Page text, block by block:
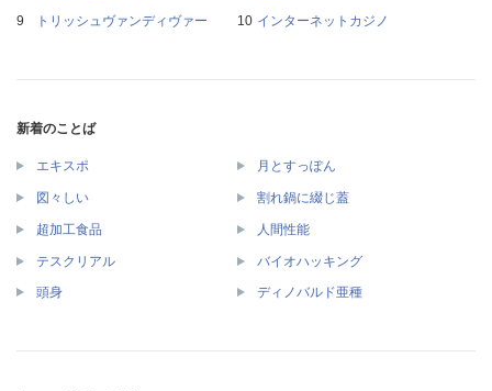
トリッシュヴァンディヴァー
インターネットカジノ
新着のことば
エキスポ 月とすっぽん
図々しい 割れ鍋に綴じ蓋
超加工食品 人間性能
テスクリアル バイオハッキング
頭身 ディノバルド亜種